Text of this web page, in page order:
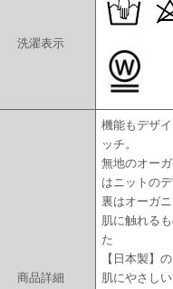
洗濯表示
商品詳細
機能もデザ
ッチ。
無地のオー
はニットのデ
裏はオーガニ
肌に触れる
た
【日本製】
肌にやさし